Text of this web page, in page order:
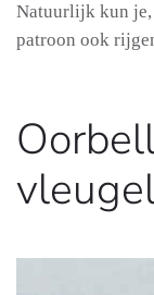
Natuurlijk kun
patroon ook